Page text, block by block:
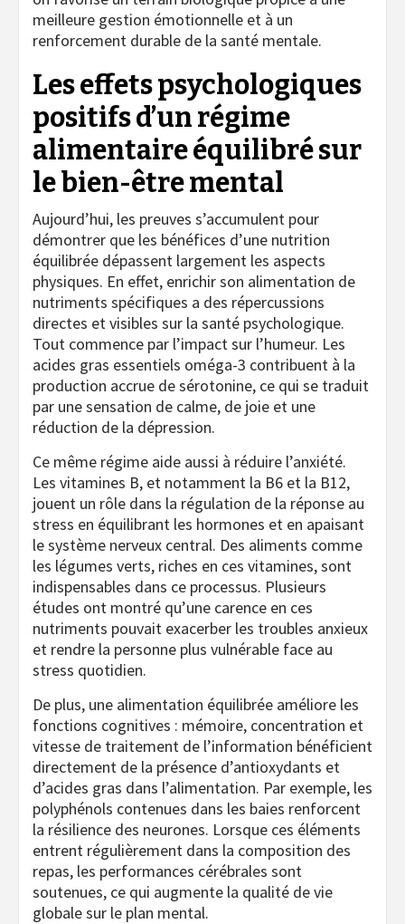
meilleure gestion émotionnelle et à un
renforcement durable de la santé mentale.
Les effets psychologiques
positifs d’un régime
alimentaire équilibré sur
le bien-être mental
Aujourd’hui, les preuves s’accumulent pour
démontrer que les bénéfices d’une nutrition
équilibrée dépassent largement les aspects
physiques. En effet, enrichir son alimentation de
nutriments spécifiques a des répercussions
directes et visibles sur la santé psychologique.
Tout commence par l’impact sur l’humeur. Les
acides gras essentiels oméga-3 contribuent à la
production accrue de sérotonine, ce qui se traduit
par une sensation de calme, de joie et une
réduction de la dépression.
Ce même régime aide aussi à réduire l’anxiété.
Les vitamines B, et notamment la B6 et la B12,
jouent un rôle dans la régulation de la réponse au
stress en équilibrant les hormones et en apaisant
le système nerveux central. Des aliments comme
les légumes verts, riches en ces vitamines, sont
indispensables dans ce processus. Plusieurs
études ont montré qu’une carence en ces
nutriments pouvait exacerber les troubles anxieux
et rendre la personne plus vulnérable face au
stress quotidien.
De plus, une alimentation équilibrée améliore les
fonctions cognitives : mémoire, concentration et
vitesse de traitement de l’information bénéficient
directement de la présence d’antioxydants et
d’acides gras dans l’alimentation. Par exemple, les
polyphénols contenues dans les baies renforcent
la résilience des neurones. Lorsque ces éléments
entrent régulièrement dans la composition des
repas, les performances cérébrales sont
soutenues, ce qui augmente la qualité de vie
globale sur le plan mental.